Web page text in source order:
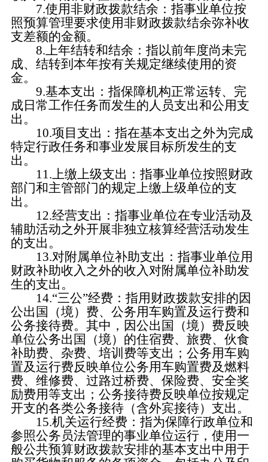
7.使用非财政拨款结余：指事业单位按
照预算管理要求使用非财政拨款结余弥补收
支差额的金额。
8.上年结转和结余：指以前年度尚未完
成、结转到本年按有关规定继续使用的资
金。
9.基本支出：指保障机构正常运转、完
成日常工作任务而发生的人员支出和公用支
出。
10.项目支出：指在基本支出之外为完成
特定行政任务和事业发展目标所发生的支
出。
11.上缴上级支出：指事业单位按照财政
部门和主管部门的规定上缴上级单位的支
出。
12.经营支出：指事业单位在专业活动及
辅助活动之外开展非独立核算经营活动发生
的支出。
13.对附属单位补助支出：指事业单位用
财政补助收入之外的收入对附属单位补助发
生的支出。
14.“三公”经费：指用财政拨款安排的因
公出国（境）费、公务用车购置及运行费和
公务接待费。其中，因公出国（境）费反映
单位公务出国（境）的住宿费、旅费、伙食
补助费、杂费、培训费等支出；公务用车购
置及运行费反映单位公务用车购置费及燃料
费、维修费、过路过桥费、保险费、安全奖
励费用等支出；公务接待费反映单位按规定
开支的各类公务接待（含外宾接待）支出。
15.机关运行经费：指为保障行政单位和
参照公务员法管理的事业单位运行，使用一
般公共预算财政拨款安排的基本支出中用于